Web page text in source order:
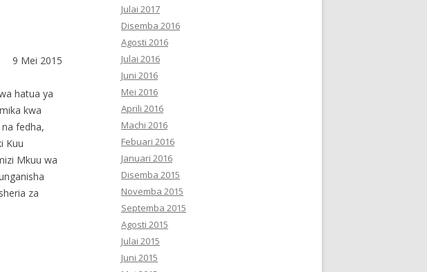
9 Mei 2015
hatua ya
kwa
fedha,
Kuu
Mkuu wa
za
Julai 2017
Disemba 2016
Agosti 2016
Julai 2016
Juni 2016
Mei 2016
Aprili 2016
Machi 2016
Febuari 2016
Januari 2016
Disemba 2015
Novemba 2015
Septemba 2015
Agosti 2015
Julai 2015
Juni 2015